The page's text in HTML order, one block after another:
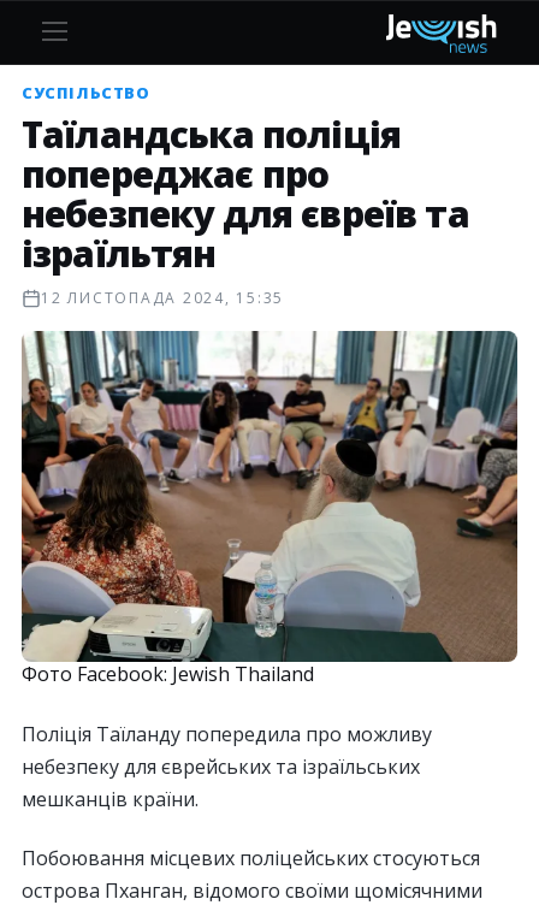
СУСПІЛЬСТВО
Таїландська поліція
попереджає про
небезпеку для євреїв та
ізраїльтян
12 ЛИСТОПАДА 2024, 15:35
Фото Facebook: Jewish Thailand
Поліція Таїланду попередила про можливу
небезпеку для єврейських та ізраїльських
мешканців країни.
Побоювання місцевих поліцейських стосуються
острова Пханган, відомого своїми щомісячними